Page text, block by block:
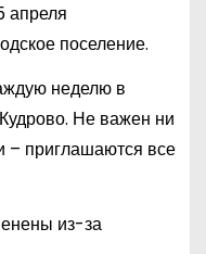
апреля
поселение.
неделю в
Не важен ни
– приглашаются все
из-за